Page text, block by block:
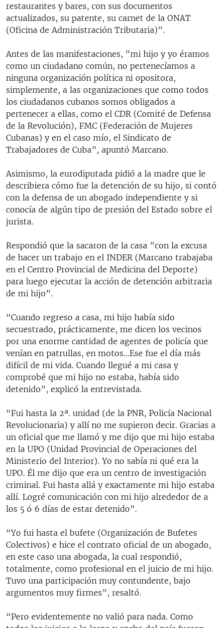
restaurantes y bares, con sus documentos
actualizados, su patente, su carnet de la ONAT
(Oficina de Administración Tributaria)".
Antes de las manifestaciones, "mi hijo y yo éramos
como un ciudadano común, no pertenecíamos a
ninguna organización política ni opositora,
simplemente, a las organizaciones que como todos
los ciudadanos cubanos somos obligados a
pertenecer a ellas, como el CDR (Comité de Defensa
de la Revolución), FMC (Federación de Mujeres
Cubanas) y en el caso mío, el Sindicato de
Trabajadores de Cuba”, apuntó Marcano.
Asimismo, la eurodiputada pidió a la madre que le
describiera cómo fue la detención de su hijo, si contó
con la defensa de un abogado independiente y si
conocía de algún tipo de presión del Estado sobre el
jurista.
Respondió que la sacaron de la casa "con la excusa
de hacer un trabajo en el INDER (Marcano trabajaba
en el Centro Provincial de Medicina del Deporte)
para luego ejecutar la acción de detención arbitraria
de mi hijo”.
“Cuando regreso a casa, mi hijo había sido
secuestrado, prácticamente, me dicen los vecinos
por una enorme cantidad de agentes de policía que
venían en patrullas, en motos…Ese fue el día más
difícil de mi vida. Cuando llegué a mi casa y
comprobé que mi hijo no estaba, había sido
detenido”, explicó la entrevistada.
“Fui hasta la 2ª. unidad (de la PNR, Policía Nacional
Revolucionaria) y allí no me supieron decir. Gracias a
un oficial que me llamó y me dijo que mi hijo estaba
en la UPO (Unidad Provincial de Operaciones del
Ministerio del Interior). Yo no sabía ni qué era la
UPO. Él me dijo que era un centro de investigación
criminal. Fui hasta allá y exactamente mi hijo estaba
allí. Logré comunicación con mi hijo alrededor de a
los 5 ó 6 días de estar detenido”.
“Yo fui hasta el bufete (Organización de Bufetes
Colectivos) e hice el contrato oficial de un abogado,
en este caso una abogada, la cual respondió,
totalmente, como profesional en el juicio de mi hijo.
Tuvo una participación muy contundente, bajo
argumentos muy firmes”, resaltó.
“Pero evidentemente no valió para nada. Como